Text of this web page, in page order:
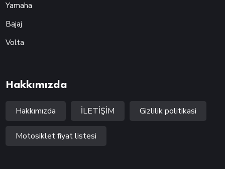
Yamaha
Bajaj
Volta
Hakkımızda
Hakkımızda İLETİŞİM Gizlilik politikasi
Motosiklet fiyat listesi